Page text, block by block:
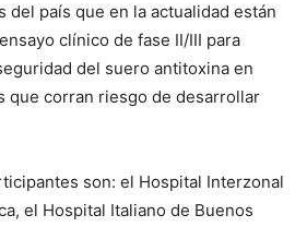
del país que en la actualidad están
clínico de fase II/III para
del suero antitoxina en
que corran riesgo de desarrollar
son: el Hospital Interzonal
el Hospital Italiano de Buenos